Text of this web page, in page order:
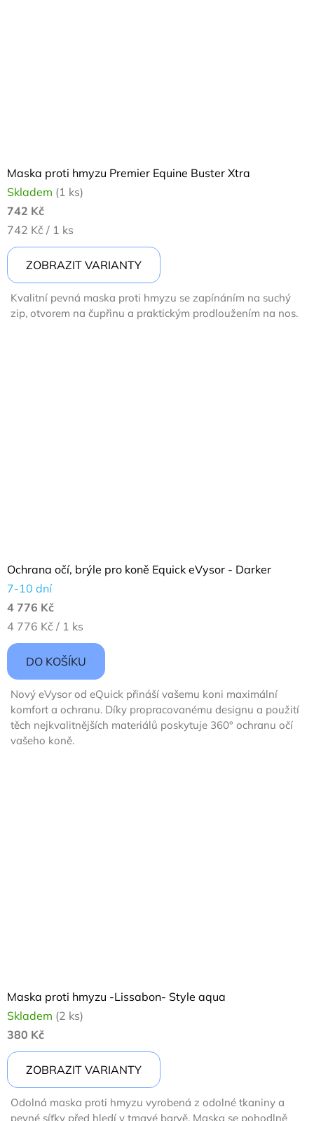
Maska proti hmyzu Premier Equine Buster Xtra
Skladem (1 ks)
742 Kč
Měrná
cena:
742 Kč / 1 ks
ZOBRAZIT VARIANTY
Kvalitní pevná maska proti hmyzu se zapínáním na suchý
zip, otvorem na čupřinu a praktickým prodloužením na nos.
Ochrana očí, brýle pro koně Equick eVysor - Darker
7-10 dní
4 776 Kč
Měrná
cena:
4 776 Kč / 1 ks
DO KOŠÍKU
Nový eVysor od eQuick přináší vašemu koni maximální
komfort a ochranu. Díky propracovanému designu a použití
těch nejkvalitnějších materiálů poskytuje 360° ochranu očí
vašeho koně.
Maska proti hmyzu -Lissabon- Style aqua
Průměrné
hodnocení
produktu
5,0
z
Skladem (2 ks)
380 Kč
ZOBRAZIT VARIANTY
Odolná maska proti hmyzu vyrobená z odolné tkaniny a
pevné síťky před hledí v tmavé barvě. Maska se pohodlně